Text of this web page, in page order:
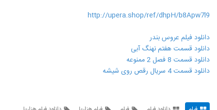
19 سریال هشتگ خاله سوسکه کامل
۷۲۸ بازدید
20 هشت FULL HD
قسمت دهم فصل دوم سریال ممنوعه (سریال)
http://upera.shop/ref/dhpH/b8Apw7l9
دانلود فیلم عروس بندر
دانلود قسمت هفتم نهنگ آبی
دانلود قسمت 8 فصل 2 ممنوعه
دانلود قسمت 4 سریال رقص روی شیشه